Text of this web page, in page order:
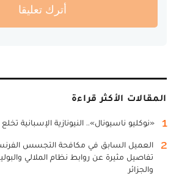
أترك تعليقا
المقالات الأكثر قراءة
1 «نوكليو ناسيونال».. النيونازية الإسبانية
2
العميل السابق في مكافحة التجسس
تفاصيل مثيرة عن روابط نظام الملالي
والجزائر